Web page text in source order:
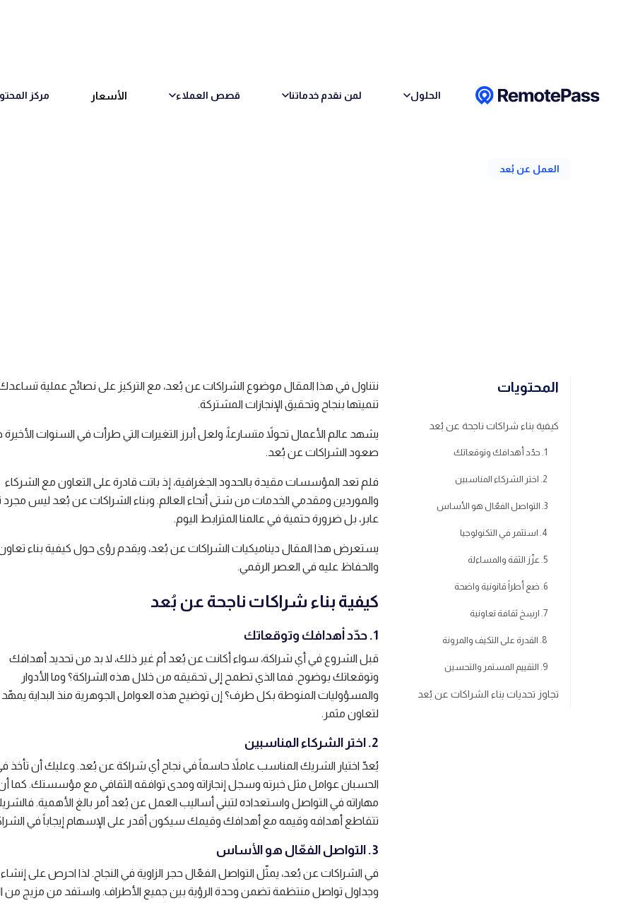
الحلول لمن نقدم خدماتنا قصص العملاء الأسعار مركز
العمل عن بُعد
المحتويات
كيفية بناء شراكات ناجحة عن بُعد
1. حدّد أهدافك وتوقعاتك
2. اختر الشركاء المناسبين
3. التواصل الفعّال هو الأساس
4. استثمر في التكنولوجيا
5. عزّز الثقة والمساءلة
6. ضع أطراً قانونية واضحة
7. ارسِخ ثقافة تعاونية
8. القدرة على التكيف والمرونة
9. التقييم المستمر والتحسين
تجاوز تحديات بناء الشراكات عن بُعد
نتناول في هذا المقال موضوع الشراكات عن بُعد، مع التركيز على نصائح عملية
تنميتها بنجاح وتحقيق الإنجازات المشتركة.
يشهد عالم الأعمال تحولاً متسارعاً، ولعل أبرز التغيرات التي طرأت في السنوات
صعود الشراكات عن بُعد.
فلم تعد المؤسسات مقيدة بالحدود الجغرافية، إذ باتت قادرة على التعاون مع الشركاء
والموردين ومقدمي الخدمات من شتى أنحاء العالم. وبناء الشراكات عن بُعد ليس مجرد
عابر، بل ضرورة حتمية في عالمنا المترابط اليوم.
يستعرض هذا المقال ديناميكيات الشراكات عن بُعد، ويقدم رؤى حول كيفية بناء
والحفاظ عليه في العصر الرقمي.
كيفية بناء شراكات ناجحة عن بُعد
1. حدّد أهدافك وتوقعاتك
قبل الشروع في أي شراكة، سواء أكانت عن بُعد أم غير ذلك، لا بد من تحديد أهدافك
وتوقعاتك بوضوح. فما الذي تطمح إلى تحقيقه من خلال هذه الشراكة؟ وما الأدوار
والمسؤوليات المنوطة بكل طرف؟ إن توضيح هذه العوامل الجوهرية منذ البداية
لتعاون مثمر.
2. اختر الشركاء المناسبين
يُعدّ اختيار الشريك المناسب عاملاً حاسماً في نجاح أي شراكة عن بُعد. وعليك أن تأخذ
الحسبان عوامل مثل خبرته وسجل إنجازاته ومدى توافقه الثقافي مع مؤسستك. كما
مهاراته في التواصل واستعداده لتبني أساليب العمل عن بُعد أمر بالغ الأهمية.
تتقاطع أهدافه وقيمه مع أهدافك وقيمك سيكون أقدر على الإسهام إيجاباً في
3. التواصل الفعّال هو الأساس
في الشراكات عن بُعد، يمثّل التواصل الفعّال حجر الزاوية في النجاح. لذا احرص على
وجداول تواصل منتظمة تضمن وحدة الرؤية بين جميع الأطراف. واستفد من مزيج من